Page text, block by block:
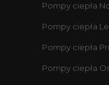
Pompy ciepła
Pompy ciepła
Pompy ciepła
Pompy ciepła